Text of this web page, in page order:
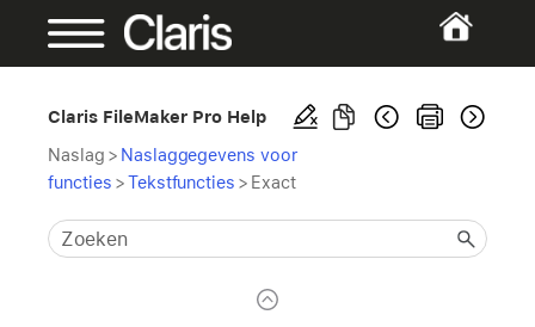
Claris FileMaker Pro Help
Naslag > Naslaggegevens voor
functies >Tekstfuncties > Exact